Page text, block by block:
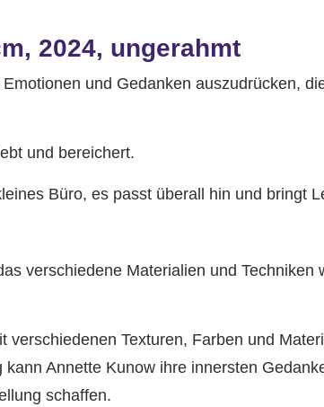
2024, ungerahmt
und Gedanken auszudrücken,
und bereichert.
Büro, es passt überall hin und bringt
verschiedene Materialien und
verschiedenen Texturen, Farben und
Annette Kunow ihre innersten
schaffen.